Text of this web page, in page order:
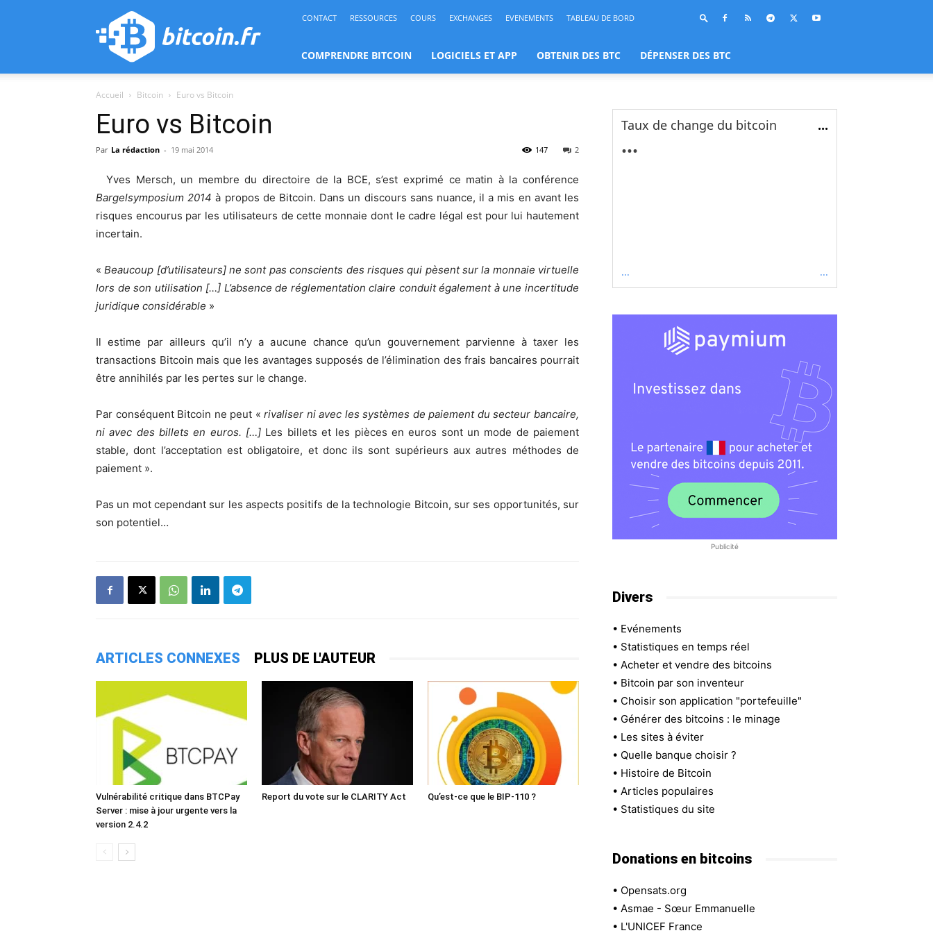
bitcoin.fr
CONTACT RESSOURCES COURS EXCHANGES EVENEMENTS TABLEAU DE BORD
COMPRENDRE BITCOIN LOGICIELS ET APP OBTENIR DES BTC DÉPENSER DES BTC
Accueil Bitcoin Euro vs Bitcoin
Euro vs Bitcoin
Par La rédaction - 19 mai 2014 2
147
Yves Mersch, un membre du directoire de la BCE, s’est exprimé ce matin à la conférence
Bargelsymposium 2014 à propos de Bitcoin. Dans un discours sans nuance, il a mis en avant les
risques encourus par les utilisateurs de cette monnaie dont le cadre légal est pour lui hautement
incertain.
« Beaucoup [d’utilisateurs] ne sont pas conscients des risques qui pèsent sur la monnaie virtuelle
lors de son utilisation […] L’absence de réglementation claire conduit également à une incertitude
juridique considérable »
Il estime par ailleurs qu’il n’y a aucune chance qu’un gouvernement parvienne à taxer les
transactions Bitcoin mais que les avantages supposés de l’élimination des frais bancaires pourrait
être annihilés par les pertes sur le change.
Par conséquent Bitcoin ne peut «rivaliser ni avec les systèmes de paiement du secteur bancaire,
ni avec des billets en euros. […] Les billets et les pièces en euros sont un mode de paiement
stable, dont l’acceptation est obligatoire, et donc ils sont supérieurs aux autres méthodes de
paiement ».
Pas un mot cependant sur les aspects positifs de la technologie Bitcoin, sur ses opportunités, sur
son potentiel…
ARTICLES CONNEXES PLUS DE L'AUTEUR
Vulnérabilité critique dans BTCPay
Server : mise à jour urgente vers la
version 2.4.2
Report du vote sur le CLARITY Act Qu’est-ce que le BIP-110 ?
Taux de change du bitcoin ...
...
... ...
Publicité
Divers
• Evénements
• Statistiques en temps réel
• Acheter et vendre des bitcoins
• Bitcoin par son inventeur
• Choisir son application "portefeuille"
• Générer des bitcoins : le minage
• Les sites à éviter
• Quelle banque choisir ?
• Histoire de Bitcoin
• Articles populaires
• Statistiques du site
Donations en bitcoins
• Opensats.org
• Asmae - Sœur Emmanuelle
• L'UNICEF France